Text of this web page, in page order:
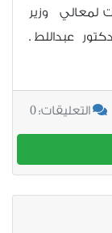
لمعالي وزير
عبداللط .
التعليقات:0